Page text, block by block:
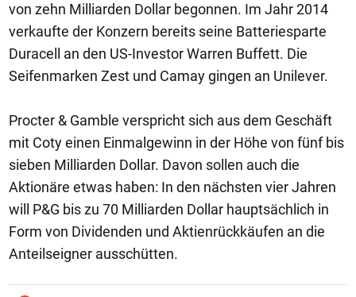
von zehn Milliarden Dollar begonnen. Im Jahr 2014
verkaufte der Konzern bereits seine Batteriesparte
Duracell an den US-Investor Warren Buffett. Die
Seifenmarken Zest und Camay gingen an Unilever.
Procter & Gamble verspricht sich aus dem Geschäft
mit Coty einen Einmalgewinn in der Höhe von fünf bis
sieben Milliarden Dollar. Davon sollen auch die
Aktionäre etwas haben: In den nächsten vier Jahren
will P&G bis zu 70 Milliarden Dollar hauptsächlich in
Form von Dividenden und Aktienrückkäufen an die
Anteilseigner ausschütten.